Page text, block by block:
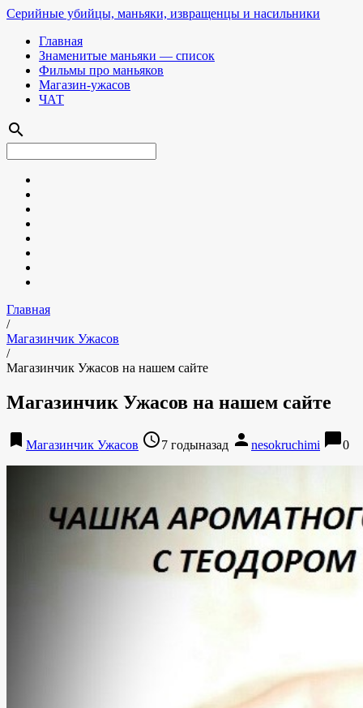
Серийные убийцы, маньяки, извращенцы и насильники
Главная
Знаменитые маньяки — список
Фильмы про маньяков
Магазин-ужасов
ЧАТ
search
Главная
/
Магазинчик Ужасов
/
Магазинчик Ужасов на нашем сайте
Магазинчик Ужасов на нашем сайте
bookmark Магазинчик Ужасов access_time7 годыназад person nesokruchimi chat_bubble0